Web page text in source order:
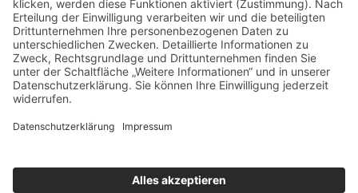
ÜBER UNS
KIEL LOKAL
Carsten Frahm Verlag, Inhaber Carsten Frahm
24113 Kiel
Kontaktieren Sie uns:redaktion@kiellokal.de